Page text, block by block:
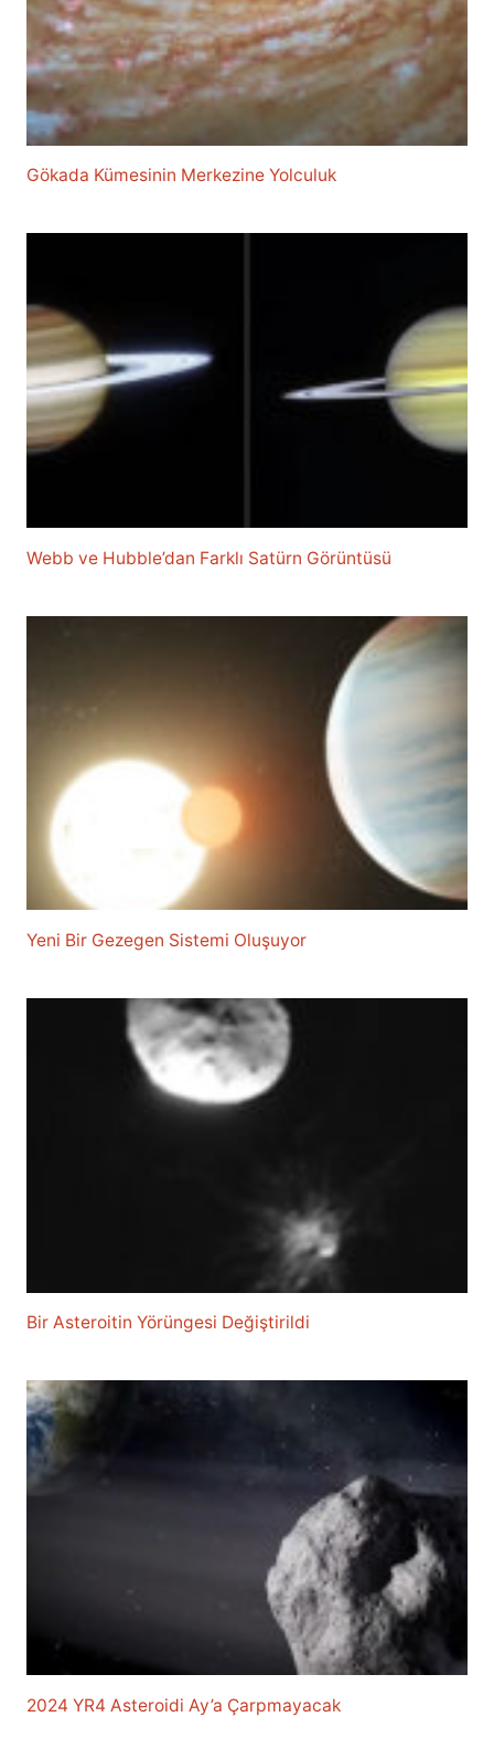
Gökada Kümesinin Merkezine Yolculuk
Webb ve Hubble’dan Farklı Satürn Görüntüsü
Yeni Bir Gezegen Sistemi Oluşuyor
Bir Asteroitin Yörüngesi Değiştirildi
2024 YR4 Asteroidi Ay’a Çarpmayacak